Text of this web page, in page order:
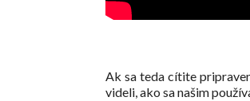
Ak sa teda cítite
videli, ako sa našim